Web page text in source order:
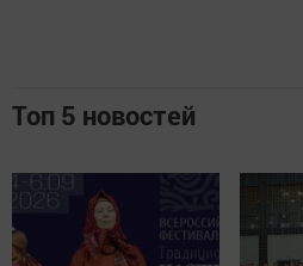
Топ 5 новостей